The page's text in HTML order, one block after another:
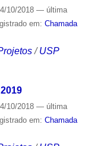
10/2018 — última
em: Chamada
/USP
10/2018 — última
em: Chamada